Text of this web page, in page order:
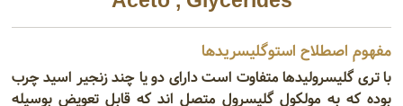
مفهوم اصطلاح استوگلیسریدها
با تری گلیسرولیدها متفاوت است دارای دو یا چند زنجیر اسید چرب
بوده که به مولکول گلیسرول متصل اند که قابل تعویض بوسیله